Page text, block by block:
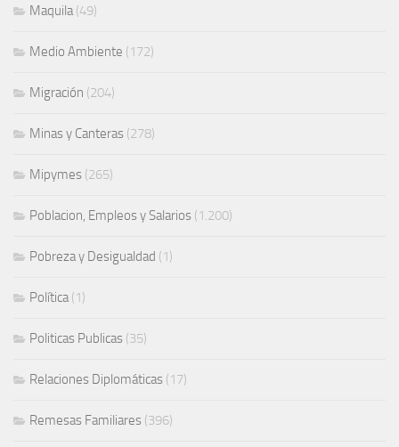
Maquila(49)
Medio Ambiente (172)
Migración (204)
Minas y Canteras (278)
Mipymes (265)
Poblacion, Empleos y Salarios (1.200)
Pobreza y Desigualdad (1)
Política(1)
Politicas Publicas (35)
Relaciones Diplomáticas (17)
Remesas Familiares (396)